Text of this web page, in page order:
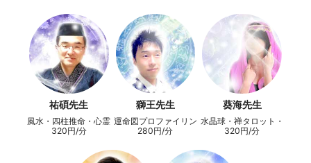
祐碩先生
風水・四柱推命・心霊
指導
320円/分
獅王先生
運命図プロファイリン
グ・霊感
280円/分
葵海先生
水晶球・禅タロット・
ダウジング
320円/分